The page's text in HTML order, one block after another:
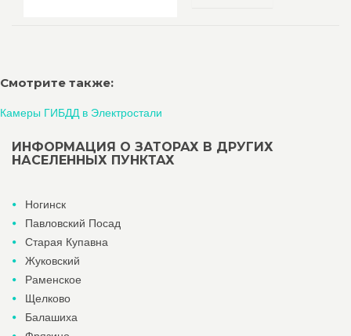
Смотрите также:
Камеры ГИБДД в Электростали
ИНФОРМАЦИЯ О ЗАТОРАХ В ДРУГИХ
НАСЕЛЕННЫХ ПУНКТАХ
Ногинск
Павловский Посад
Старая Купавна
Жуковский
Раменское
Щелково
Балашиха